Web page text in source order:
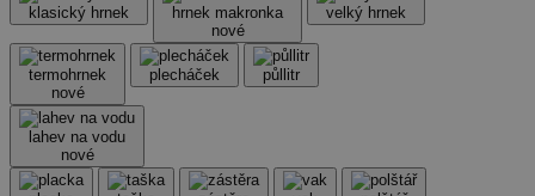
klasický hrnek
hrnek makronka
nové
velký hrnek
termohrnek
nové
plecháček půllitr
lahev na vodu
nové